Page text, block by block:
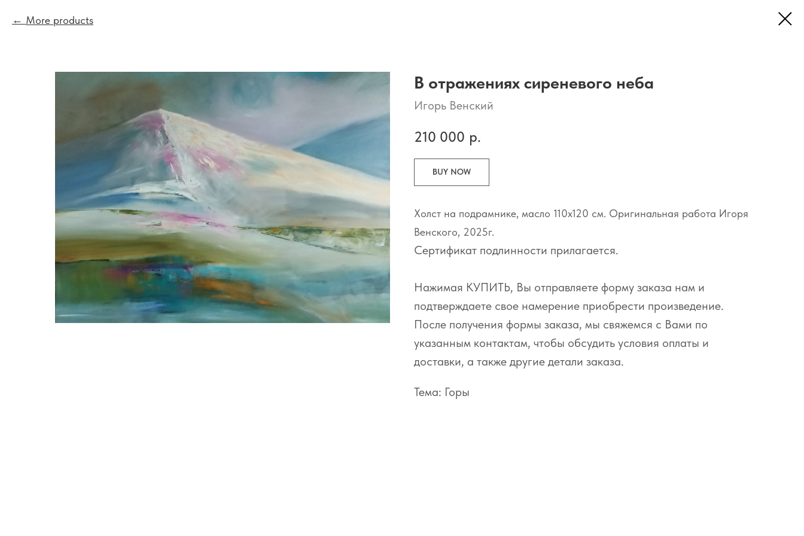
More products
В отражениях сиреневого неба
Игорь Венский
210 000 р.
BUY NOW
Холст на подрамнике, масло 110х120 см. Оригинальная работа Игоря
Венского, 2025г.
Сертификат подлинности прилагается.
Нажимая КУПИТЬ, Вы отправляете форму заказа нам и
подтверждаете свое намерение приобрести произведение.
После получения формы заказа, мы свяжемся с Вами по
указанным контактам, чтобы обсудить условия оплаты и
доставки, а также другие детали заказа.
Тема: Горы